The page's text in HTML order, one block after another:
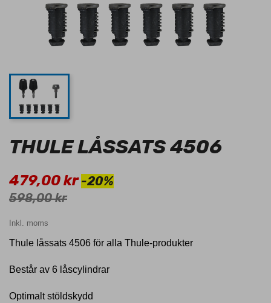
THULE LÅSSATS 4506
479,00 kr -20%
598,00 kr
Inkl. moms
Thule låssats 4506 för alla Thule-produkter
Består av 6 låscylindrar
Optimalt stöldskydd